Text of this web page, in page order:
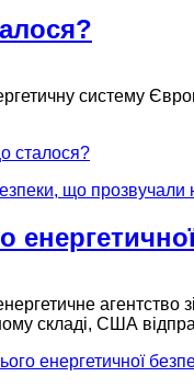
систему
сталося?
агентство
складі, США
енергетичної